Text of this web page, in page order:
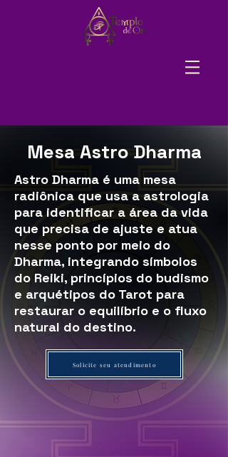
Mesa Astro Dharma
Astro Dharma é uma mesa
radiônica que usa a astrologia
para identificar a área da vida
que precisa de ajuste e atua
nesse ponto por meio do
Dharma, integrando símbolos
do Reiki, princípios do budismo
e arquétipos do Tarot para
restaurar o equilíbrio e o fluxo
natural do destino.
Solicite seu atendimento